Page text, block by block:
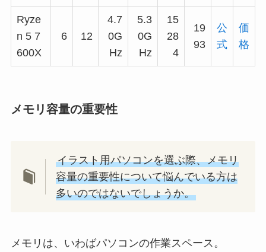
Ryze
n 5 7
600X
6 12
4.7
0G
Hz
5.3
0G
Hz
15
28
4
19
93
公
式
価
格
メモリ容量の重要性
イラスト用パソコンを選ぶ際、メモリ
容量の重要性について悩んでいる方は
多いのではないでしょうか。
メモリは、いわばパソコンの作業スペース。